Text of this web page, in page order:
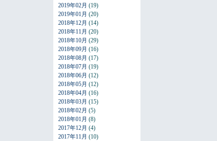
2019年02月 (19)
2019年01月 (20)
2018年12月 (14)
2018年11月 (20)
2018年10月 (29)
2018年09月 (16)
2018年08月 (17)
2018年07月 (19)
2018年06月 (12)
2018年05月 (12)
2018年04月 (16)
2018年03月 (15)
2018年02月 (5)
2018年01月 (8)
2017年12月 (4)
2017年11月 (10)